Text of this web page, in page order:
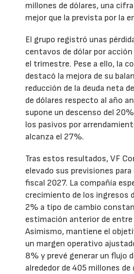
millones de dólares, una
mejor que la prevista por la
El grupo registró unas
centavos de dólar por
el trimestre. Pese a ello, la
destacó la mejora de su
reducción de la deuda neta
de dólares respecto al año
supone un descenso del
los pasivos por
alcanza el 27%.
Tras estos resultados, VF
elevado sus previsiones
fiscal 2027. La compañía
crecimiento de los ingresos
2% a tipo de cambio
estimación anterior de entre
Asimismo, mantiene el
un margen operativo
8% y prevé generar un flujo
alrededor de 405 millones de